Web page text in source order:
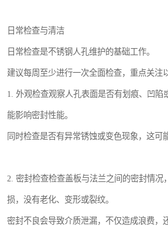
日常检查与清洁
日常检查是不锈钢人孔维护的基础工作。
建议每周至少进行一次全面检查，重点关注
1. 外观检查观察人孔表面是否有划痕、凹陷
能影响密封性能。
同时检查是否有异常锈蚀或变色现象，这可
2. 密封检查检查盖板与法兰之间的密封情况
损，没有老化、变形或裂纹。
密封不良会导致介质泄漏，不仅造成浪费，